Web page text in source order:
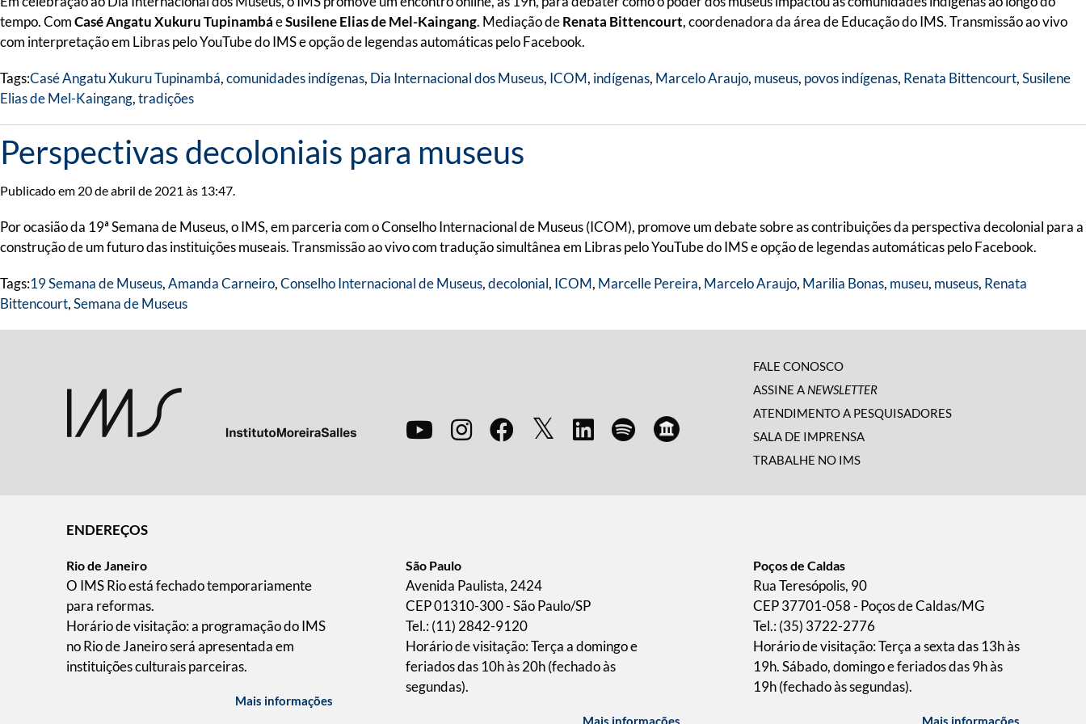
tempo. ComCasé Angatu Xukuru TupinambáeSusilene Elias de Mel-Kaingang. Mediação deRenata Bittencourt, coordenadora da área de Educação do IMS. Transmissão ao vivo
com interpretação em Libras pelo YouTube do IMS e opção de legendas automáticas pelo Facebook.
Tags:Casé Angatu Xukuru Tupinambá,comunidades indígenas, Dia Internacional dos Museus, ICOM, indígenas, Marcelo Araujo, museus, povos indígenas, Renata Bittencourt,Susilene
Elias de Mel-Kaingang,tradições
Perspectivas decoloniais para museus
Publicado em 20 de abril de 2021 às 13:47.
Por ocasião da 19ª Semana de Museus, o IMS, em parceria com o Conselho Internacional de Museus (ICOM), promove um debate sobre as contribuições da perspectiva decolonial para a
construção de um futuro das instituições museais. Transmissão ao vivo com tradução simultânea em Libras pelo YouTube do IMS e opção de legendas automáticas pelo Facebook.
Tags:19 Semana de Museus,Amanda Carneiro,Conselho Internacional de Museus,decolonial, ICOM, Marcelle Pereira, Marcelo Araujo, Marilia Bonas, museu, museus, Renata
Bittencourt,Semana de Museus
FALE CONOSCO
ASSINE A NEWSLETTER
ATENDIMENTO A PESQUISADORES
SALA DE IMPRENSA
TRABALHE NO IMS
ENDEREÇOS
Rio de Janeiro
O IMS Rio está fechado temporariamente
para reformas.
Horário de visitação: a programação do IMS
no Rio de Janeiro será apresentada em
instituições culturais parceiras.
Mais informações
São Paulo
Avenida Paulista, 2424
CEP 01310-300 - São Paulo/SP
Tel.: (11) 2842-9120
Horário de visitação: Terça a domingo e
feriados das 10h às 20h (fechado às
segundas).
Mais informações
Poços de Caldas
Rua Teresópolis, 90
CEP 37701-058 - Poços de Caldas/MG
Tel.: (35) 3722-2776
Horário de visitação: Terça a sexta das 13h às
19h. Sábado, domingo e feriados das 9h às
19h (fechado às segundas).
Mais informações